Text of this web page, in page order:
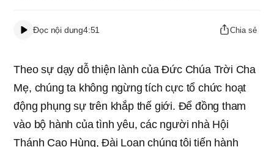
Đọc nội dung4:51 Chia sẻ
Theo sự dạy dỗ thiện lành của Đức Chúa Trời Cha
Mẹ, chúng ta không ngừng tích cực tổ chức hoạt
động phụng sự trên khắp thế giới. Để đồng tham
vào bộ hành của tình yêu, các người nhà Hội
Thánh Cao Hùng, Đài Loan chúng tôi tiến hành